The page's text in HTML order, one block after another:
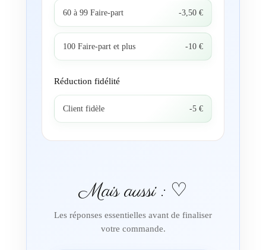
60 à 99 Faire-part -3,50 €
100 Faire-part et plus -10 €
Réduction fidélité
Client fidèle -5 €
Mais aussi : ♡
Les réponses essentielles avant de finaliser
votre commande.